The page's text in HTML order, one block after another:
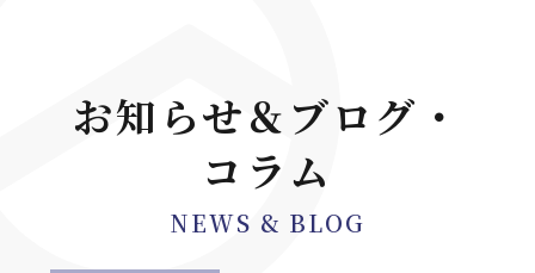
お知らせ＆ブログ・
コラム
NEWS & BLOG